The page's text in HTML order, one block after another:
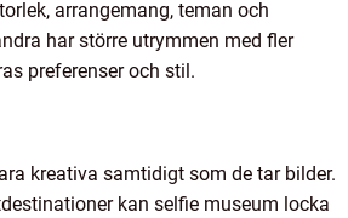
arrangemang, teman och
har större utrymmen med fler
preferenser och stil.
kreativa samtidigt som de tar bilder.
kan selfie museum locka